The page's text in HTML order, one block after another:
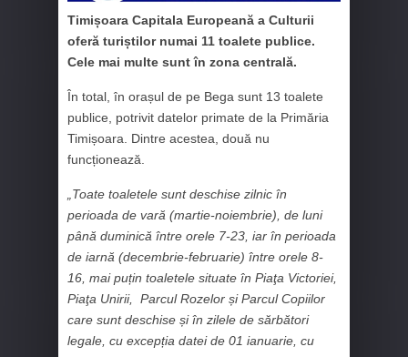
Timișoara Capitala Europeană a Culturii
oferă turiștilor numai 11 toalete publice.
Cele mai multe sunt în zona centrală.
În total, în orașul de pe Bega sunt 13 toalete
publice, potrivit datelor primate de la Primăria
Timișoara. Dintre acestea, două nu
funcționează.
„Toate toaletele sunt deschise zilnic în
perioada de vară (martie-noiembrie), de luni
până duminică între orele 7-23, iar în perioada
de iarnă (decembrie-februarie) între orele 8-
16, mai puțin toaletele situate în Piaţa Victoriei,
Piaţa Unirii, Parcul Rozelor și Parcul Copiilor
care sunt deschise și în zilele de sărbători
legale, cu excepția datei de 01 ianuarie, cu